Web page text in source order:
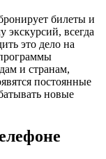
билеты и
экскурсий, всегда
это дело на
и странам,
постоянные
новые